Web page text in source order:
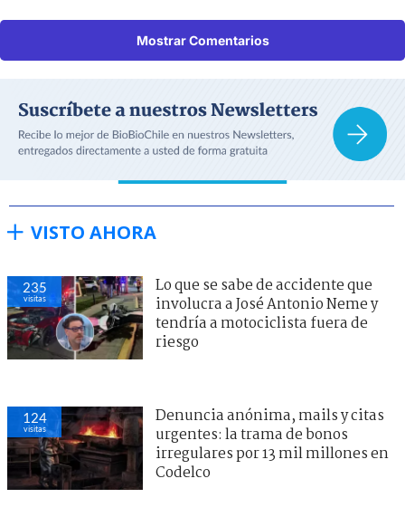
Mostrar Comentarios
VISTO AHORA
235
visitas
Lo que se sabe de accidente que
involucra a José Antonio Neme y
tendría a motociclista fuera de
riesgo
124
visitas
Denuncia anónima, mails y citas
urgentes: la trama de bonos
irregulares por 13 mil millones en
Codelco